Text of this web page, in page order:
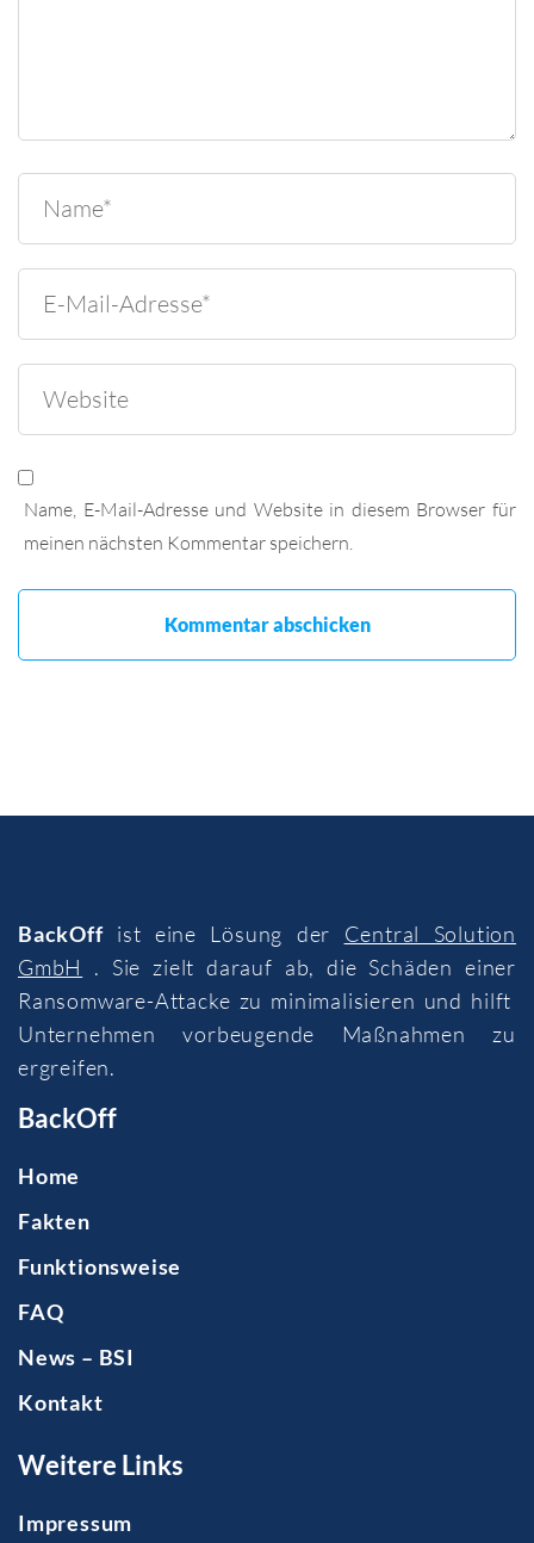
Name, E-Mail-Adresse und Website in diesem Browser für
meinen nächsten Kommentar speichern.
BackOffist eine Lösung der Central Solution
GmbH
. Sie zielt darauf ab, die Schäden einer
Ransomware-Attacke zu minimalisieren und hilft
Unternehmen vorbeugende Maßnahmen zu
ergreifen.
BackOff
Home
Fakten
Funktionsweise
FAQ
News – BSI
Kontakt
Weitere Links
Impressum